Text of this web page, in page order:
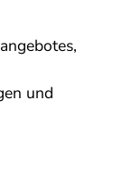
und